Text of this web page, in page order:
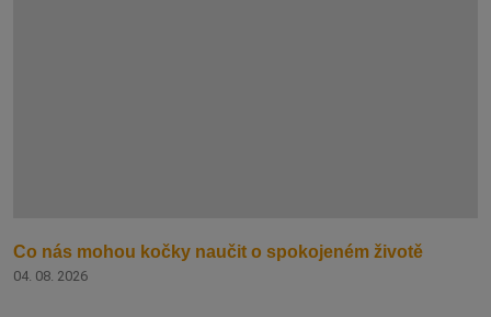
Co nás mohou kočky naučit o spokojeném životě
04. 08. 2026